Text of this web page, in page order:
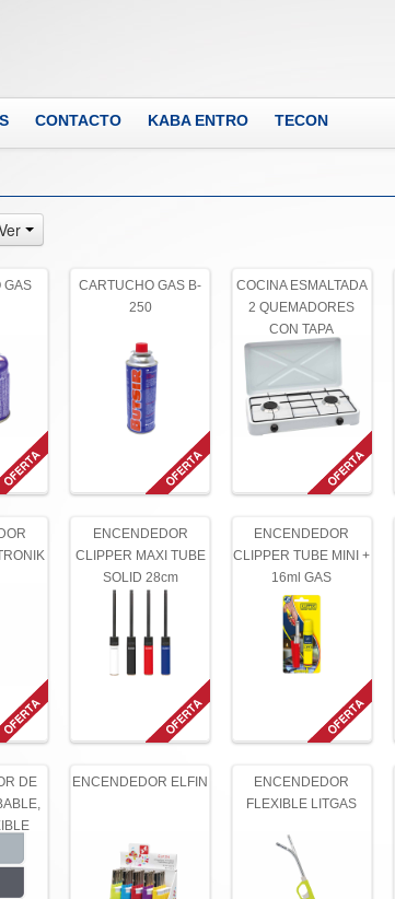
CONTACTO KABA ENTRO TECON
GAS
CARTUCHO GAS B-
250
COCINA ESMALTADA
2 QUEMADORES
CON TAPA
ENCENDEDOR
CLIPPER MAXI TUBE
SOLID 28cm
ENCENDEDOR
CLIPPER TUBE MINI +
16ml GAS
DE
ENCENDEDOR ELFIN
ENCENDEDOR
FLEXIBLE LITGAS